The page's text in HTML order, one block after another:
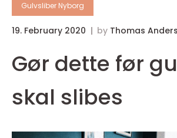
Gulvsliber Nyborg
19. February 2020 by Thomas
Gør dette før
skal slibes